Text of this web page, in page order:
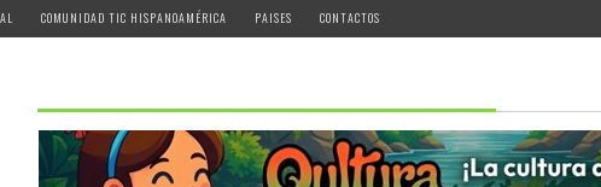
COMUNIDAD TIC HISPANOAMÉRICA PAISES CONTACTOS